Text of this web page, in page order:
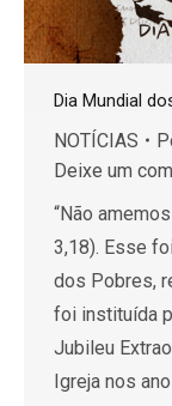
Dia Mundial
NOTÍCIAS
Deixe um
“Não
3,18). Esse
dos Pobres,
foi instituída
Jubileu
Igreja nos